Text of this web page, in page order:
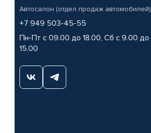
Автосалон (отдел продаж автомобилей)
+7 949 503-45-55
Пн-Пт с 09.00 до 18.00, Сб с 9.00 до
15.00